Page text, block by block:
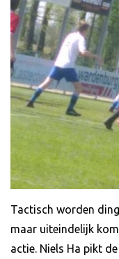
Tactisch worden
maar uiteindelijk
actie. Niels Ha pikt